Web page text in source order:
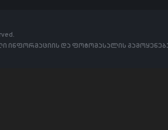
ინფორმაციის და ფოტომასალის